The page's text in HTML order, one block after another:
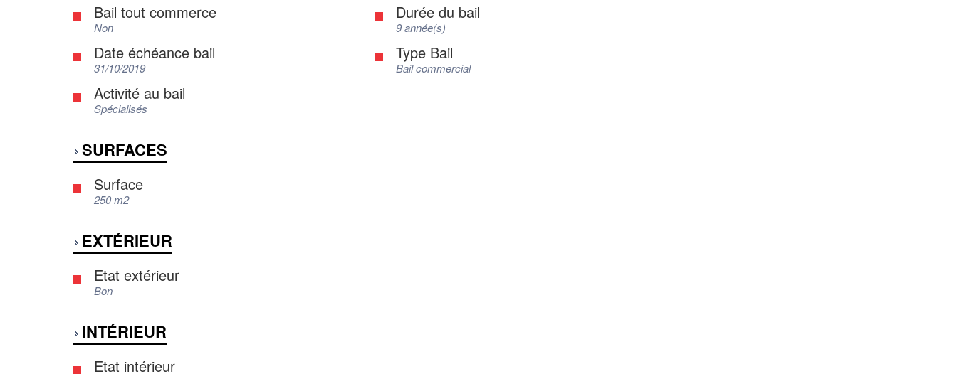
Bail tout commerce
Non
Durée du bail
9 année(s)
Date échéance bail
31/10/2019
Type Bail
Bail commercial
Activité au bail
Spécialisés
SURFACES
Surface
250 m2
EXTÉRIEUR
Etat extérieur
Bon
INTÉRIEUR
Etat intérieur